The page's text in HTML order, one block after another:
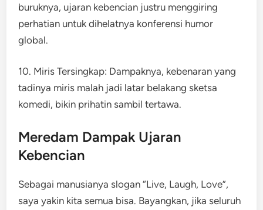
buruknya, ujaran kebencian justru menggiring
perhatian untuk dihelatnya konferensi humor
global.
10. Miris Tersingkap: Dampaknya, kebenaran yang
tadinya miris malah jadi latar belakang sketsa
komedi, bikin prihatin sambil tertawa.
Meredam Dampak Ujaran
Kebencian
Sebagai manusianya slogan “Live, Laugh, Love”,
saya yakin kita semua bisa. Bayangkan, jika seluruh